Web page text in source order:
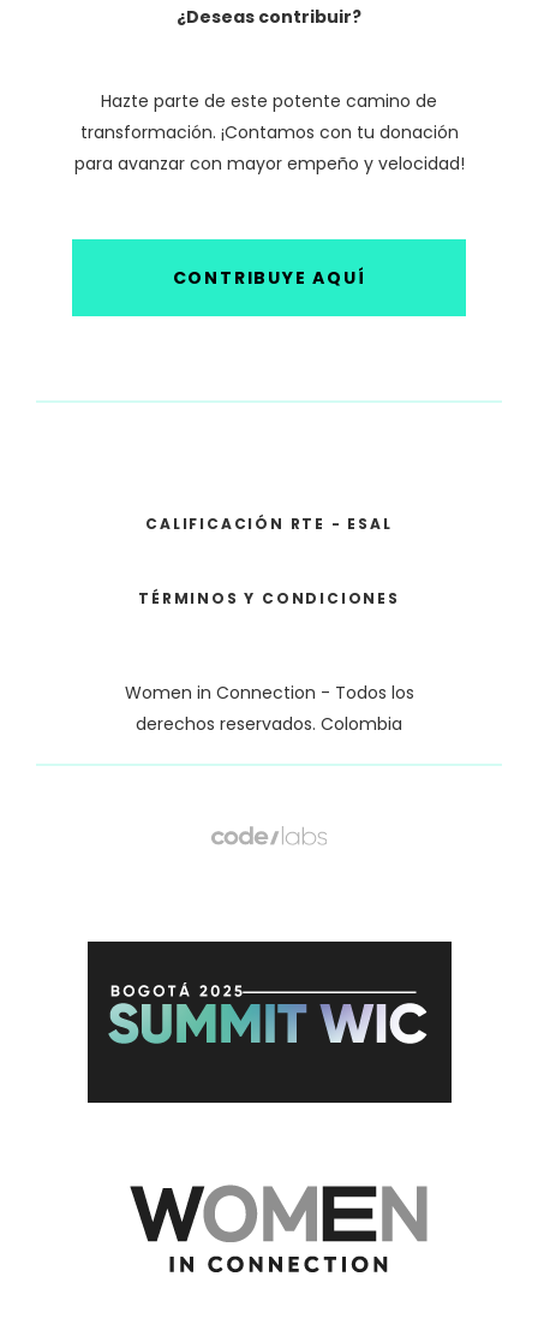
¿Deseas contribuir?
Hazte parte de este potente camino de
transformación. ¡Contamos con tu donación
para avanzar con mayor empeño y velocidad!
CONTRIBUYE AQUÍ
Women in Connection - Todos los
derechos reservados. Colombia
TÉRMINOS Y CONDICIONES
CALIFICACIÓN RTE - ESAL